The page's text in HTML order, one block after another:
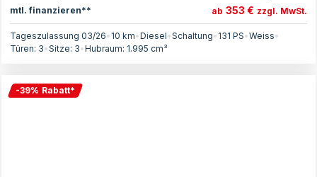
mtl. finanzieren**
ab 353 € zzgl. MwSt.
Tageszulassung 03/26• 10 km•Diesel•Schaltung• 131 PS•Weiss•
Türen: 3•Sitze: 3•Hubraum: 1.995 cm³
-39% Rabatt*